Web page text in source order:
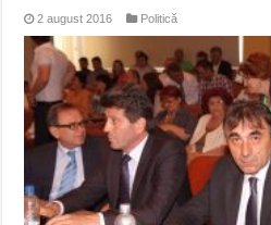
2 august 2016 Politică